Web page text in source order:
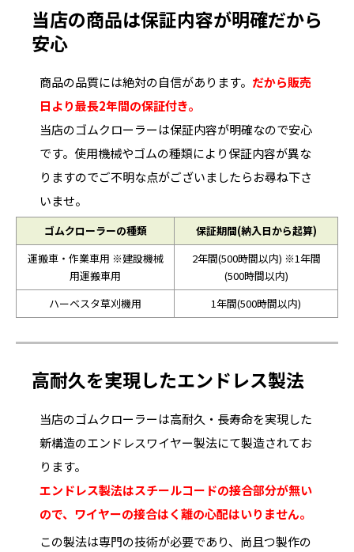
当店の商品は保証内容が明確だから
安心
商品の品質には絶対の自信があります。 だから販売
日より最長2年間の保証付き。
当店のゴムクローラーは保証内容が明確なので安心
です。使用機械やゴムの種類により保証内容が異な
りますのでご不明な点がございましたらお尋ね下さ
いませ。
ゴムクローラーの種類
保証期間(納入日から起算)
運搬車・作業車用 ※建設機械
用運搬車用
2年間(500時間以内) ※1年間
(500時間以内)
ハーベスタ草刈機用
1年間(500時間以内)
高耐久を実現したエンドレス製法
当店のゴムクローラーは高耐久・長寿命を実現した
新構造のエンドレスワイヤー製法にて製造されてお
ります。
エンドレス製法はスチールコードの接合部分が無い
ので、ワイヤーの接合はく離の心配はいりません。
この製法は専門の技術が必要であり、尚且つ製作の